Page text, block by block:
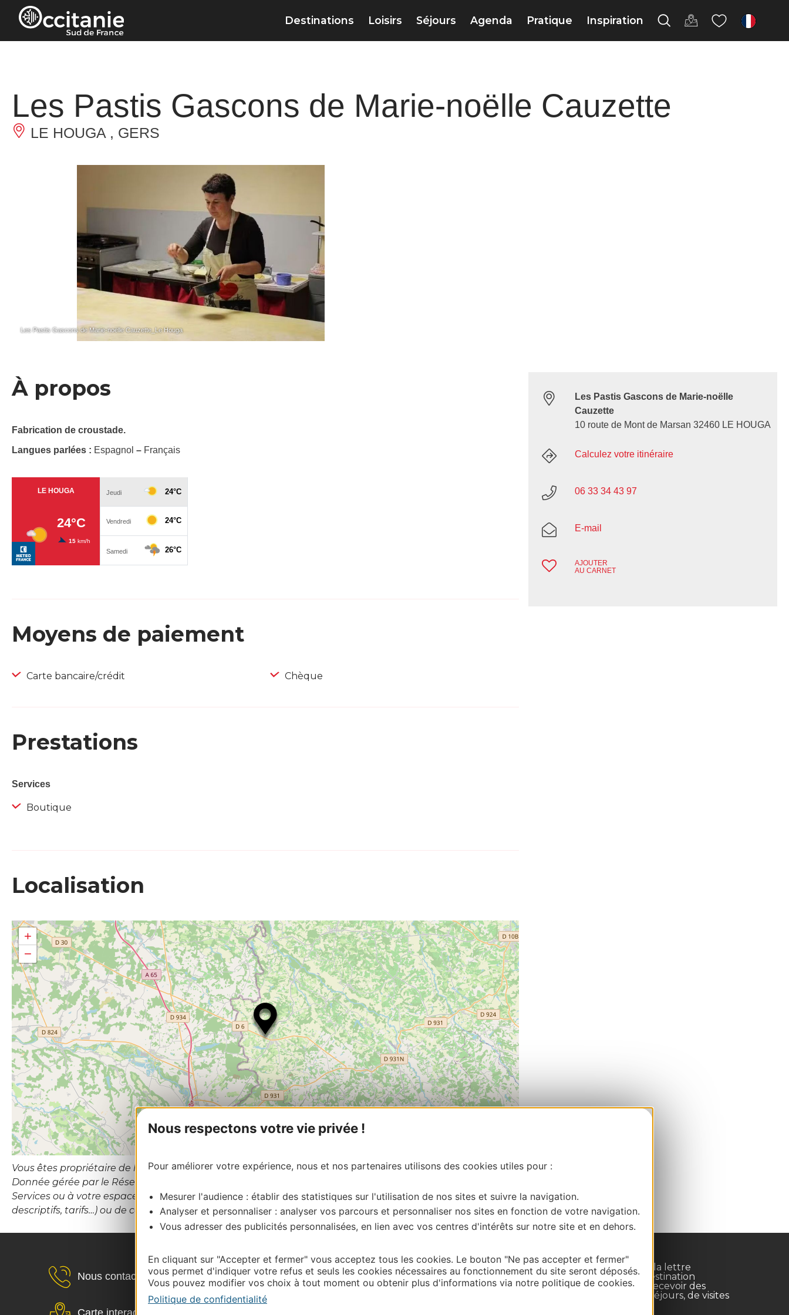
Panneau de gestion des cookies
Nous respectons votre vie privée !
Pour améliorer votre expérience, nous et nos partenaires utilisons des cookies utiles pour :
Mesurer l'audience : établir des statistiques sur l'utilisation de nos sites et suivre la navigation.
Analyser et personnaliser : analyser vos parcours et personnaliser nos sites en fonction de votre navigation.
Vous adresser des publicités personnalisées, en lien avec vos centres d'intérêts sur notre site et en dehors.
En cliquant sur "Accepter et fermer" vous acceptez tous les cookies. Le bouton "Ne pas accepter et fermer"
vous permet d'indiquer votre refus et seuls les cookies nécessaires au fonctionnement du site seront déposés.
Vous pouvez modifier vos choix à tout moment ou obtenir plus d'informations via notre politique de cookies.
Politique de confidentialité
Destinations Loisirs Séjours Agenda Pratique Inspiration fr
Les Pastis Gascons de Marie-noëlle Cauzette
LE HOUGA , GERS
Les Pastis Gascons de Marie-noëlle Cauzette_Le Houga
À propos
Fabrication de croustade.
Langues parlées : Espagnol – Français
Moyens de paiement
Carte bancaire/crédit Chèque
Prestations
Services
Boutique
Localisation
+
−
Vous êtes propriétaire de l’établissement ou le gestionnaire de cette activité?
Donnée gérée par le Réseau d’Information Touristique du Gers, merci de vous connecter à votre espace
Services ou à votre espace Propriétaires (hébergement labellisé) pour toute mise à jour en ligne (photos,
descriptifs, tarifs…) ou de contacter le CDT Destination Gers – centredoc@tourisme-gers.com
Les Pastis Gascons de Marie-noëlle
Cauzette
10 route de Mont de Marsan 32460 LE HOUGA
Calculez votre itinéraire
06 33 34 43 97
E-mail
AJOUTER
AU CARNET
Nous contacter
Thermalisme
Business/Mice
Inscrivez-vous à la lettre
d'information Destination
Occitanie pour recevoir des
suggestions de séjours, de visites